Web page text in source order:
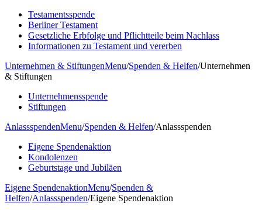
Testamentsspende
Berliner Testament
Gesetzliche Erbfolge und Pflichtteile beim Nachlass
Informationen zu Testament und vererben
Unternehmen & StiftungenMenu/Spenden & Helfen/Unternehmen
& Stiftungen
Unternehmensspende
Stiftungen
AnlassspendenMenu/Spenden & Helfen/Anlassspenden
Eigene Spendenaktion
Kondolenzen
Geburtstage und Jubiläen
Eigene SpendenaktionMenu/Spenden &
Helfen/Anlassspenden/Eigene Spendenaktion